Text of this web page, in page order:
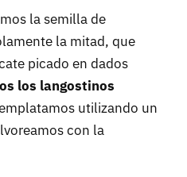
la semilla de
la mitad, que
picado en dados
los langostinos
utilizando un
con la